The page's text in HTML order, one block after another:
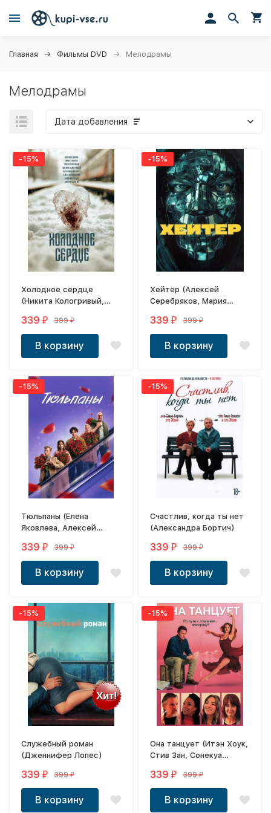
Главная Фильмы DVD Мелодрамы
Мелодрамы
Дата добавления
-15%
Холодное сердце
(Никита Кологривый,
339₽ 399₽
В корзину
-15%
Хейтер (Алексей
Серебряков, Мария
Деревянко)
339₽ 399₽
В корзину
-15%
Тюльпаны (Елена
Яковлева, Алексей
339₽ 399₽
В корзину
-15%
Счастлив, когда ты нет
(Александра Бортич)
339₽ 399₽
В корзину
Хит!
-15%
Служебный роман
(Дженнифер Лопес)
339₽ 399₽
В корзину
-15%
Она танцует (Итэн Хоук,
Стив Зан, Сонекуа
339₽ 399₽
В корзину